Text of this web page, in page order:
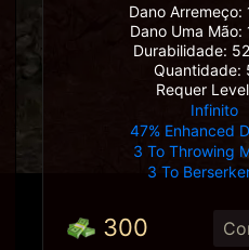
Dano Arremeço:
Dano Uma Mão:
Durabilidade:
Quantidade:
Requer
Infinito
47% Enhanced
3 To Throwing
3 To
300